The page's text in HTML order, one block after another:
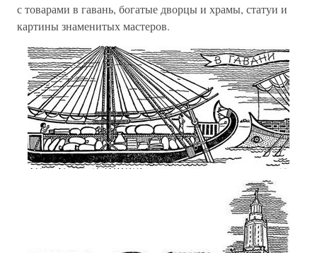
с товарами в гавань, богатые дворцы и храмы, статуи и
картины знаменитых мастеров.